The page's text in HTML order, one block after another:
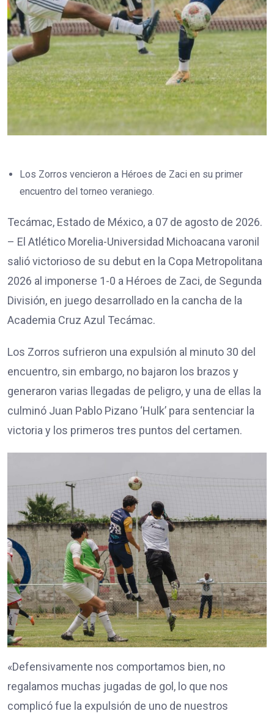
Los Zorros vencieron a Héroes de Zaci en su primer
encuentro del torneo veraniego.
Tecámac, Estado de México, a 07 de agosto de 2026.
– El Atlético Morelia-Universidad Michoacana varonil
salió victorioso de su debut en la Copa Metropolitana
2026 al imponerse 1-0 a Héroes de Zaci, de Segunda
División, en juego desarrollado en la cancha de la
Academia Cruz Azul Tecámac.
Los Zorros sufrieron una expulsión al minuto 30 del
encuentro, sin embargo, no bajaron los brazos y
generaron varias llegadas de peligro, y una de ellas la
culminó Juan Pablo Pizano ‘Hulk’ para sentenciar la
victoria y los primeros tres puntos del certamen.
«Defensivamente nos comportamos bien, no
regalamos muchas jugadas de gol, lo que nos
complicó fue la expulsión de uno de nuestros